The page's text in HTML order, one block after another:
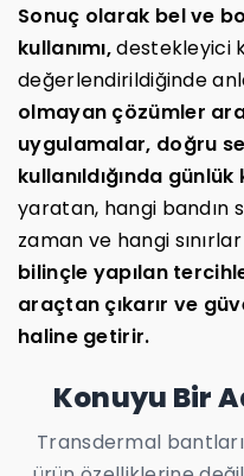
Sonuç olarak bel ve
kullanımı,destekleyici
değerlendirildiğinde
olmayan çözümler
uygulamalar, doğru
kullanıldığında
yaratan, hangi bandın
zaman ve hangi sınırlar
bilinçle yapılan
araçtan çıkarır ve
haline getirir.
Konuyu Bir
Transdermal